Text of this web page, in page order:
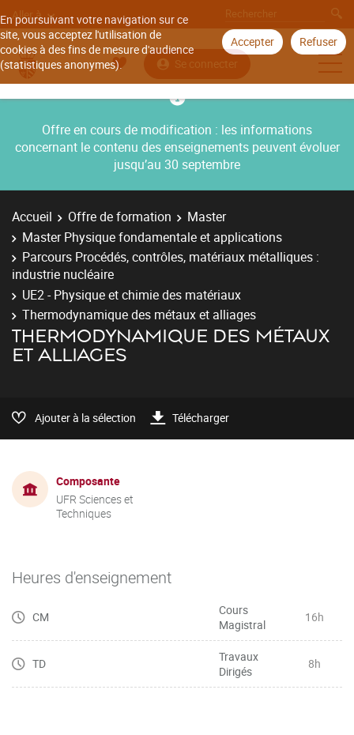
En poursuivant votre navigation sur ce
site, vous acceptez l'utilisation de
cookies à des fins de mesure d'audience
(statistiques anonymes).
Accepter Refuser
Aller à
Se connecter
Offre en cours de modification : les informations
concernant le contenu des enseignements peuvent évoluer
jusqu’au 30 septembre
Accueil Offre de formation
Master
Master Physique fondamentale et applications
Parcours Procédés, contrôles, matériaux métalliques :
industrie nucléaire
UE2 - Physique et chimie des matériaux
Thermodynamique des métaux et alliages
THERMODYNAMIQUE DES MÉTAUX
ET ALLIAGES
Ajouter à la sélection Télécharger
Composante
UFR Sciences et
Techniques
Heures d'enseignement
CM
Cours
Magistral
16h
TD
Travaux
Dirigés
8h